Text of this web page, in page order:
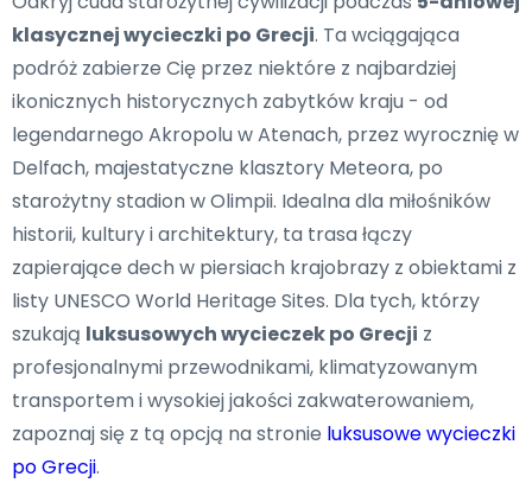
klasycznej wycieczki po Grecji. Ta wciągająca
podróż zabierze Cię przez niektóre z najbardziej
ikonicznych historycznych zabytków kraju - od
legendarnego Akropolu w Atenach, przez wyrocznię w
Delfach, majestatyczne klasztory Meteora, po
starożytny stadion w Olimpii. Idealna dla miłośników
historii, kultury i architektury, ta trasa łączy
zapierające dech w piersiach krajobrazy z obiektami z
listy UNESCO World Heritage Sites. Dla tych, którzy
szukają luksusowych wycieczek po Grecji z
profesjonalnymi przewodnikami, klimatyzowanym
transportem i wysokiej jakości zakwaterowaniem,
zapoznaj się z tą opcją na stronie luksusowe wycieczki
po Grecji.